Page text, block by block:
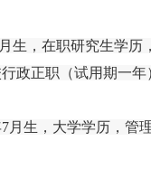
生，在职研究生学
政正职（试用期一年
7月生，大学学历，管